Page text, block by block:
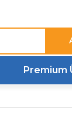
Premium